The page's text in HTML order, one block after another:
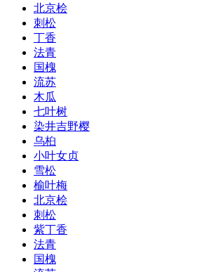
北京桧
刺松
丁香
法青
国槐
流苏
木瓜
七叶树
染井吉野樱
乌桕
小叶女贞
雪松
榆叶梅
北京桧
刺松
紫丁香
法青
国槐